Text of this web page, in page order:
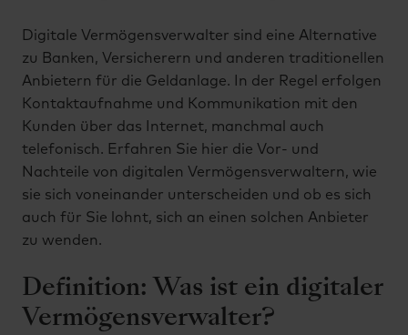
Digitale Vermögensverwalter sind eine Alternative
zu Banken, Versicherern und anderen traditionellen
Anbietern für die Geldanlage. In der Regel erfolgen
Kontaktaufnahme und Kommunikation mit den
Kunden über das Internet, manchmal auch
telefonisch. Erfahren Sie hier die Vor- und
Nachteile von digitalen Vermögensverwaltern, wie
sie sich voneinander unterscheiden und ob es sich
auch für Sie lohnt, sich an einen solchen Anbieter
zu wenden.
Definition: Was ist ein digitaler
Vermögensverwalter?